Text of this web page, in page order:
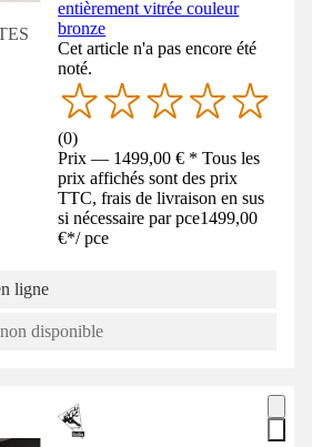
entièrement vitrée couleur
bronze
Cet article n'a pas encore été
noté.
(0)
Prix — 1499,00 € * Tous les
prix affichés sont des prix
TTC, frais de livraison en sus
si nécessaire par pce1499,00
€*/ pce
ligne
disponible